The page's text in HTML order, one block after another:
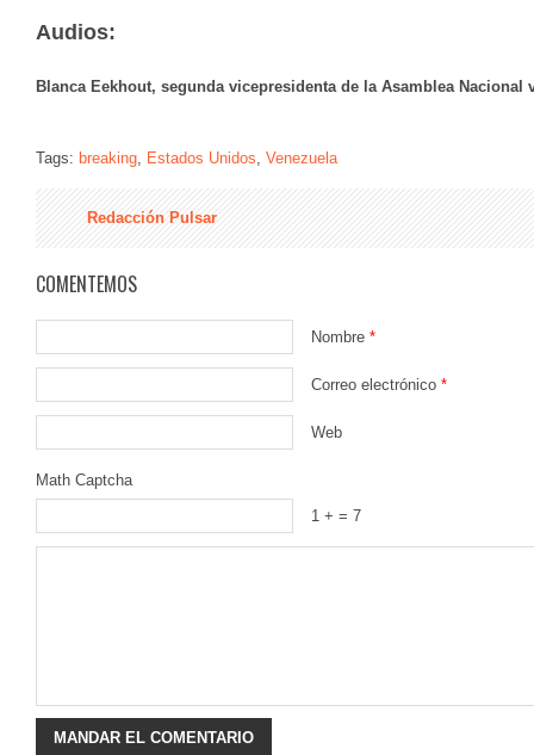
Audios:
Blanca Eekhout, segunda vicepresidenta de la Asamblea Nacional
Tags: breaking, Estados Unidos, Venezuela
Redacción Pulsar
COMENTEMOS
Nombre *
Correo electrónico *
Web
Math Captcha
1 + = 7